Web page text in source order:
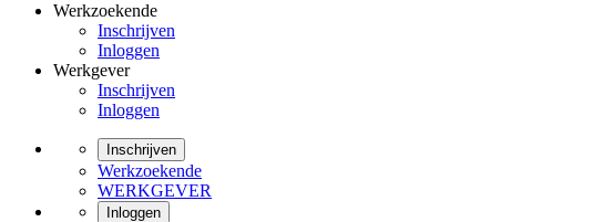
Werkzoekende
Inschrijven
Inloggen
Werkgever
Inschrijven
Inloggen
Inschrijven
Werkzoekende
WERKGEVER
Inloggen